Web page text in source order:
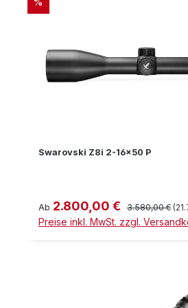
Swarovski Z8i 2-16x50 P
Verkaufspreis:
Ab 2.800,00 € Regulärer
3.580,00 €
Preise inkl. MwSt. zzgl.